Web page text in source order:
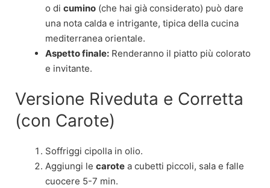
o di cumino (che hai già considerato) può dare
una nota calda e intrigante, tipica della cucina
mediterranea orientale.
Aspetto finale: Renderanno il piatto più colorato
e invitante.
Versione Riveduta e Corretta
(con Carote)
Soffriggi cipolla in olio.
Aggiungi le carote a cubetti piccoli, sala e falle
cuocere 5-7 min.